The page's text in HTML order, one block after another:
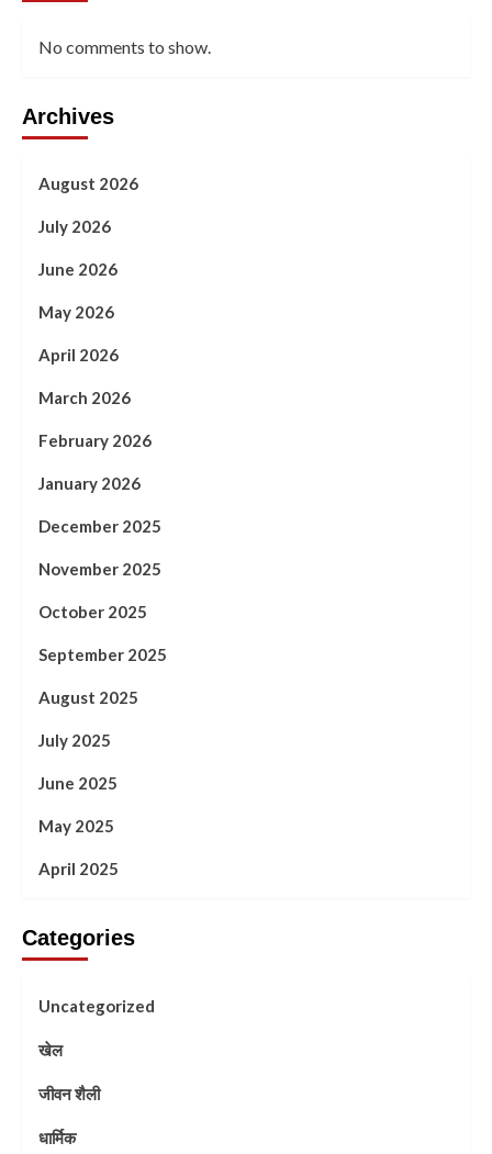
No comments to show.
Archives
August 2026
July 2026
June 2026
May 2026
April 2026
March 2026
February 2026
January 2026
December 2025
November 2025
October 2025
September 2025
August 2025
July 2025
June 2025
May 2025
April 2025
Categories
Uncategorized
खेल
जीवन शैली
धार्मिक